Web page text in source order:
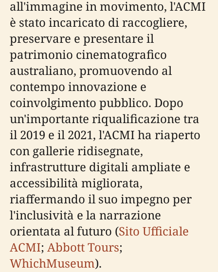
all'immagine in movimento, l'ACMI
è stato incaricato di raccogliere,
preservare e presentare il
patrimonio cinematografico
australiano, promuovendo al
contempo innovazione e
coinvolgimento pubblico. Dopo
un'importante riqualificazione tra
il 2019 e il 2021, l'ACMI ha riaperto
con gallerie ridisegnate,
infrastrutture digitali ampliate e
accessibilità migliorata,
riaffermando il suo impegno per
l'inclusività e la narrazione
orientata al futuro (Sito Ufficiale
ACMI; Abbott Tours;
WhichMuseum).